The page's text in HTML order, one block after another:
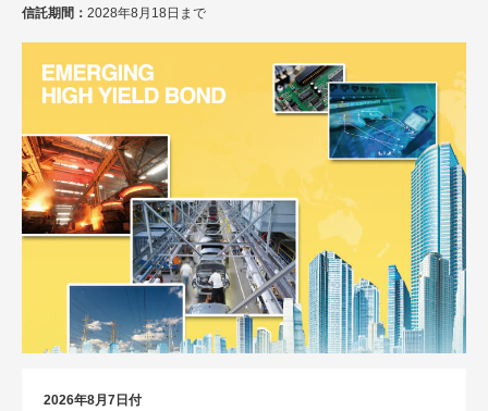
信託期間： 2028年8月18日まで
2026年8月7日付